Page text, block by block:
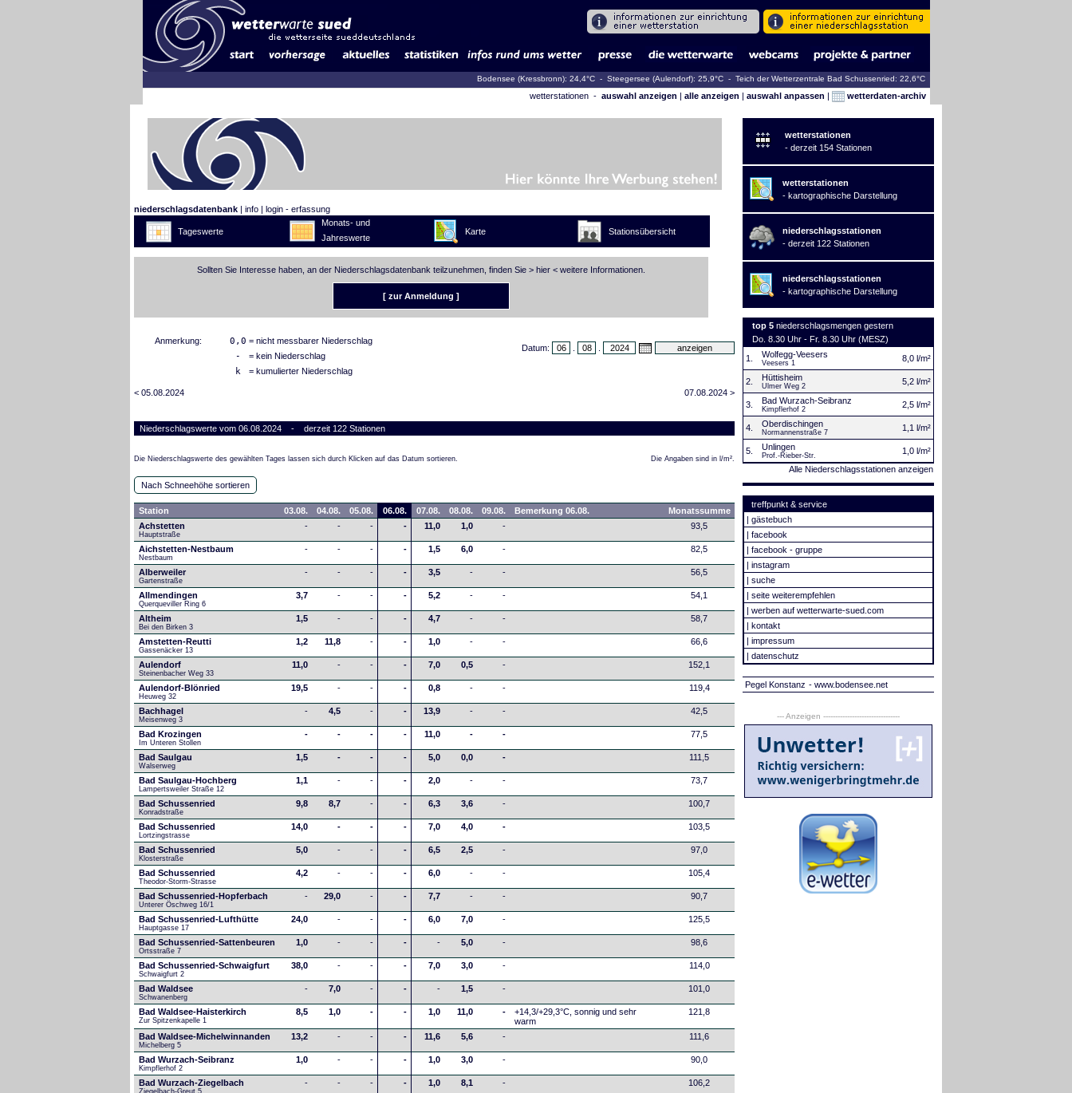
Bodensee (Kressbronn): 24,4°C - Steegersee (Aulendorf): 25,9°C - Teich der Wetterzentrale Bad Schussenried: 22,6°C
wetterstationen - auswahl anzeigen | alle anzeigen | auswahl anpassen | wetterdaten-archiv
niederschlagsdatenbank | info | login - erfassung
Tageswerte
Monats- und
Jahreswerte
Karte Stationsübersicht
Sollten Sie Interesse haben, an der Niederschlagsdatenbank teilzunehmen, finden Sie > hier < weitere Informationen.
[ zur Anmeldung ]
Datum:
Anmerkung: 0,0 = nicht messbarer Niederschlag
- = kein Niederschlag
k = kumulierter Niederschlag
< 05.08.2024 07.08.2024 >
Niederschlagswerte vom 06.08.2024 - derzeit 122 Stationen
Die Niederschlagswerte des gewählten Tages lassen sich durch Klicken auf das Datum sortieren. Die Angaben sind in l/m².
Nach Schneehöhe sortieren
Station 03.08. 04.08. 05.08. 06.08. 07.08. 08.08. 09.08. Bemerkung 06.08.
Monatssumme
Achstetten
Hauptstraße
- - - - 11,0 1,0 - 93,5
Aichstetten-Nestbaum
Nestbaum
- - - - 1,5 6,0 - 82,5
Alberweiler
Gartenstraße
- - - - 3,5 - - 56,5
Allmendingen
Querqueviller Ring 6
3,7 - - - 5,2 - - 54,1
Altheim
Bei den Birken 3
1,5 - - - 4,7 - - 58,7
Amstetten-Reutti
Gassenäcker 13
1,2 11,8 - - 1,0 - - 66,6
Aulendorf
Steinenbacher Weg 33
11,0 - - - 7,0 0,5 - 152,1
Aulendorf-Blönried
Heuweg 32
19,5 - - - 0,8 - - 119,4
Bachhagel
Meisenweg 3
- 4,5 - - 13,9 - - 42,5
Bad Krozingen
Im Unteren Stollen
- - - - 11,0 - - 77,5
Bad Saulgau
Walserweg
1,5 - - - 5,0 0,0 - 111,5
Bad Saulgau-Hochberg
Lampertsweiler Straße 12
1,1 - - - 2,0 - - 73,7
Bad Schussenried
Konradstraße
9,8 8,7 - - 6,3 3,6 - 100,7
Bad Schussenried
Lortzingstrasse
14,0 - - - 7,0 4,0 - 103,5
Bad Schussenried
Klosterstraße
5,0 - - - 6,5 2,5 - 97,0
Bad Schussenried
Theodor-Storm-Strasse
4,2 - - - 6,0 - - 105,4
Bad Schussenried-Hopferbach
Unterer Öschweg 16/1
- 29,0 - - 7,7 - - 90,7
Bad Schussenried-Lufthütte
Hauptgasse 17
24,0 - - - 6,0 7,0 - 125,5
Bad Schussenried-Sattenbeuren
Ortsstraße 7
1,0 - - - - 5,0 - 98,6
Bad Schussenried-Schwaigfurt
Schwaigfurt 2
38,0 - - - 7,0 3,0 - 114,0
Bad Waldsee
Schwanenberg
- 7,0 - - - 1,5 - 101,0
Bad Waldsee-Haisterkirch
Zur Spitzenkapelle 1
8,5 1,0 - - 1,0 11,0 -
+14,3/+29,3°C, sonnig und sehr
warm
121,8
Bad Waldsee-Michelwinnanden
Michelberg 5
13,2 - - - 11,6 5,6 - 111,6
Bad Wurzach-Seibranz
Kimpflerhof 2
1,0 - - - 1,0 3,0 - 90,0
Bad Wurzach-Ziegelbach - - - - 1,0 8,1 - 106,2
wetterstationen
- derzeit 154 Stationen
wetterstationen
- kartographische Darstellung
niederschlagsstationen
- derzeit 122 Stationen
niederschlagsstationen
- kartographische Darstellung
top 5 niederschlagsmengen gestern
Do. 8.30 Uhr - Fr. 8.30 Uhr (MESZ)
1.
Wolfegg-Veesers
Veesers 1 8,0 l/m²
2. Hüttisheim
Ulmer Weg 2 5,2 l/m²
3. Bad Wurzach-Seibranz
Kimpflerhof 2 2,5 l/m²
4. Oberdischingen
Normannenstraße 7 1,1 l/m²
5. Unlingen
Prof.-Rieber-Str.
1,0 l/m²
Alle Niederschlagsstationen anzeigen
treffpunkt & service
| gästebuch
| facebook
| facebook - gruppe
| instagram
| suche
| seite weiterempfehlen
| werben auf wetterwarte-sued.com
| kontakt
| impressum
| datenschutz
Pegel Konstanz - www.bodensee.net
--- Anzeigen --------------------------------